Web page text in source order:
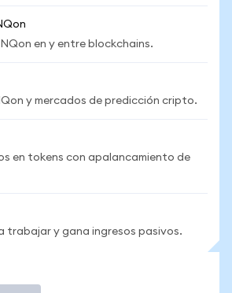
en y entre blockchains.
y mercados de predicción cripto.
en tokens con apalancamiento de
trabajar y gana ingresos pasivos.